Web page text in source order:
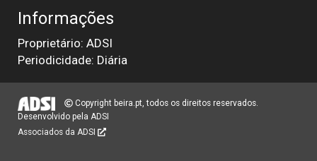
Informações
Proprietário: ADSI
Periodicidade: Diária
Copyright beira.pt, todos os direitos reservados.
Desenvolvido pela ADSI
Associados da ADSI